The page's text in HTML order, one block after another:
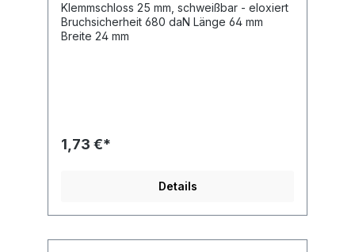
Klemmschloss 25 mm, schweißbar - eloxiert
Bruchsicherheit 680 daN Länge 64 mm
Breite 24 mm
1,73 €*
Details